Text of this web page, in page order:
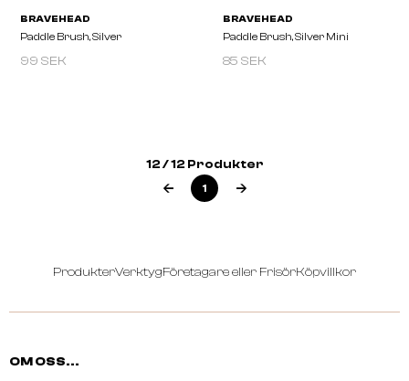
BLACKLINE Paddle Brush L Paddle Brush, Classic
99 SEK 85 SEK
12 / 12 Produkter
1
ProdukterVerktygFöretagare eller FrisörKöpvillkor
OM OSS...